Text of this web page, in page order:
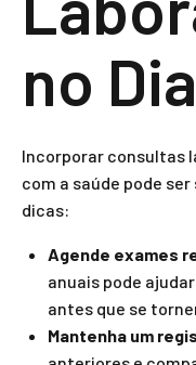
no
Incorporar consultas
com a saúde pode
dicas:
Agende exames
anuais pode
antes que se
Mantenha um